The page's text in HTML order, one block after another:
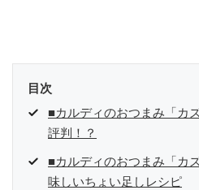
目次
■カルディのおつまみ「カ
評判！？
■カルディのおつまみ「カ
味しいちょい足しレシピ